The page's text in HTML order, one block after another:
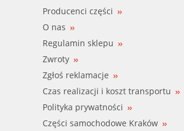
Producenci części
O nas
Regulamin sklepu
Zwroty
Zgłoś reklamacje
Czas realizacji i koszt transportu
Polityka prywatności
Części samochodowe Kraków